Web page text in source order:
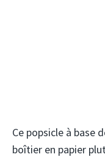
Ce popsicle à base
boîtier en papier